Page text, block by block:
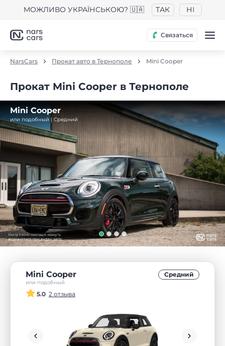
МОЖЛИВО УКРАЇНСЬКОЮ? 🇺🇦 ТАК НІ
Связаться
NarsCars Прокат авто в Тернополе Mini Cooper
Прокат Mini Cooper в Тернополе
Mini Cooper
или подобный | Средний
Mini Cooper
или подобный
Средний
5.0 2 отзыва